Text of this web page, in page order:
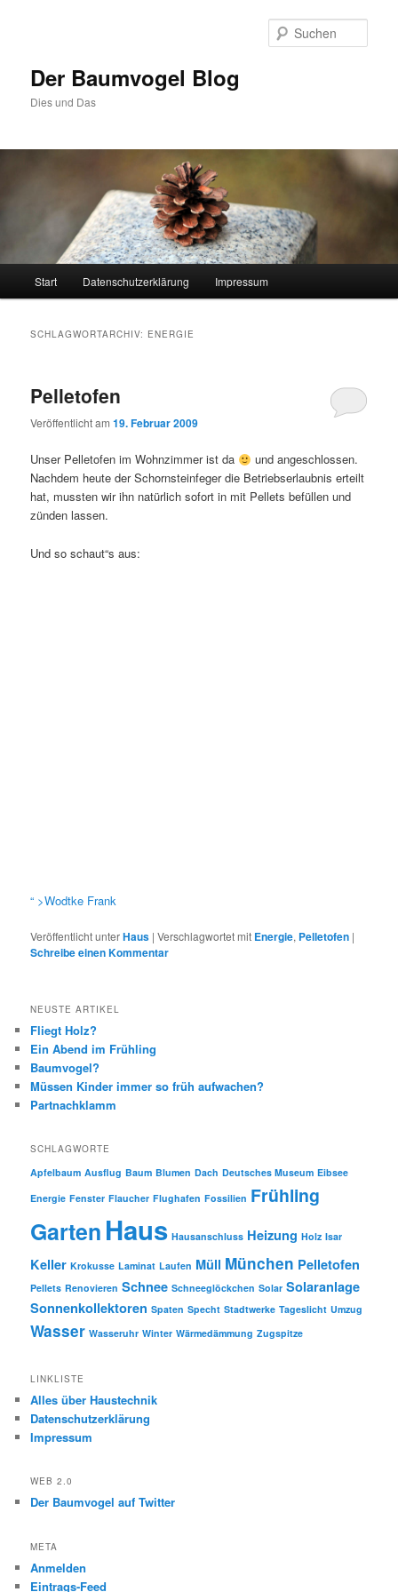
Der Baumvogel Blog
Dies und Das
Start Datenschutzerklärung Impressum
SCHLAGWORTARCHIV: ENERGIE
Pelletofen
Veröffentlicht am19. Februar 2009
Unser Pelletofen im Wohnzimmer ist da
und angeschlossen.
Nachdem heute der Schornsteinfeger die Betriebserlaubnis erteilt
hat, mussten wir ihn natürlich sofort in mit Pellets befüllen und
zünden lassen.
Und so schaut“s aus:
“ >Wodtke Frank
Veröffentlicht unterHaus |Verschlagwortet mit Energie, Pelletofen |
Schreibe einen Kommentar
NEUSTE ARTIKEL
Fliegt Holz?
Ein Abend im Frühling
Baumvogel?
Müssen Kinder immer so früh aufwachen?
Partnachklamm
SCHLAGWORTE
Apfelbaum Ausflug Baum Blumen Dach Deutsches Museum Eibsee
Energie Fenster Flaucher Flughafen Fossilien Frühling
GartenHaus Hausanschluss Heizung Holz Isar
Keller Krokusse Laminat Laufen Müll München Pelletofen
Pellets Renovieren Schnee Schneeglöckchen Solar Solaranlage
Sonnenkollektoren Spaten Specht Stadtwerke Tageslicht Umzug
Wasser Wasseruhr Winter Wärmedämmung Zugspitze
LINKLISTE
Alles über Haustechnik
Datenschutzerklärung
Impressum
WEB 2.0
Der Baumvogel auf Twitter
META
Anmelden
Eintrags-Feed